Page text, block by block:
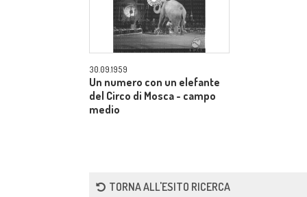
30.09.1959
Un numero con un elefante
del Circo di Mosca - campo
medio
TORNA ALL'ESITO RICERCA